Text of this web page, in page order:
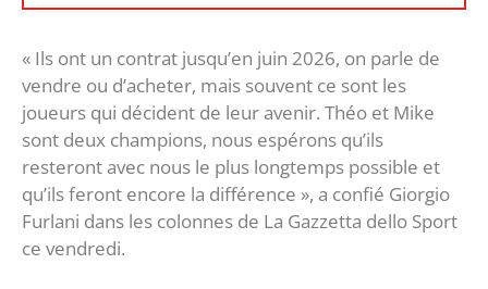
« Ils ont un contrat jusqu’en juin 2026, on parle de
vendre ou d’acheter, mais souvent ce sont les
joueurs qui décident de leur avenir. Théo et Mike
sont deux champions, nous espérons qu’ils
resteront avec nous le plus longtemps possible et
qu’ils feront encore la différence », a confié Giorgio
Furlani dans les colonnes de La Gazzetta dello Sport
ce vendredi.